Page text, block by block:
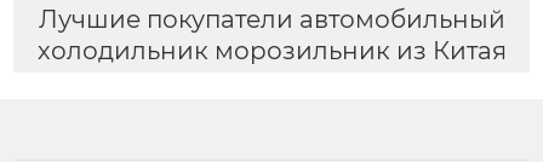
Лучшие покупатели автомобильный
холодильник морозильник из Китая